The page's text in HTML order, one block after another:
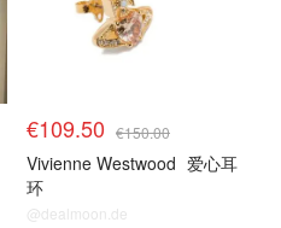
€109.50 €150.00
Vivienne Westwood 爱心耳
环
@dealmoon.de